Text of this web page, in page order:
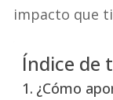
impacto que
Índice de
¿Cómo